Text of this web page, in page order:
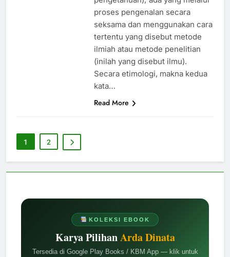
KOLEKSI EBOOK
Karya PilihanArda Dinata
Tersedia di Google Play Books / KBM App — klik untuk
proses pengenalan secara
seksama dan menggunakan cara
tertentu yang disebut metode
ilmiah atau metode penelitian
(inilah yang disebut ilmu).
Secara etimologi, makna kedua
kata…
Read More
1 2